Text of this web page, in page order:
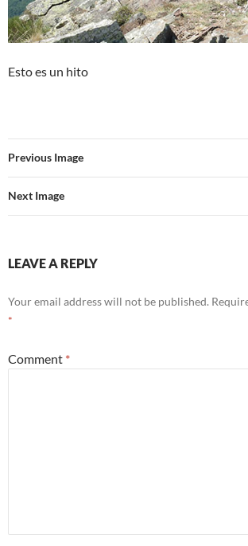
Esto es un hito
Previous Image
Next Image
LEAVE A REPLY
Your email address will not be published.
*
Comment *